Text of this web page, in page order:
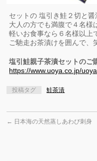
セットの 塩引き鮭２切と
大人の方でも満腹で４名様
軽いお食事なら６名様以上
ご馳走お茶漬けを囲んで、
塩引鮭親子茶漬セットのご
https://www.uoya.co.jp/
投稿タグ 鮭茶漬
← 日本海の天然蒸しあわび刺身